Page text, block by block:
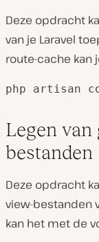
Deze opdracht
van je Laravel
route-cache kan
php artisan
Legen van
bestanden
Deze opdracht
view-bestanden
kan het met de